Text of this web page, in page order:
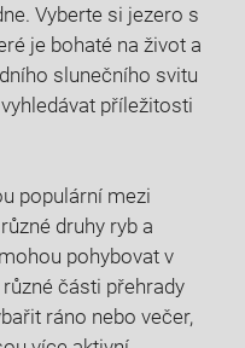
Vyberte si jezero s
je bohaté na ‌život a‍
slunečního svitu
příležitosti
populární⁣ mezi
druhy ryb a
pohybovat v​
části přehrady
ráno nebo večer,